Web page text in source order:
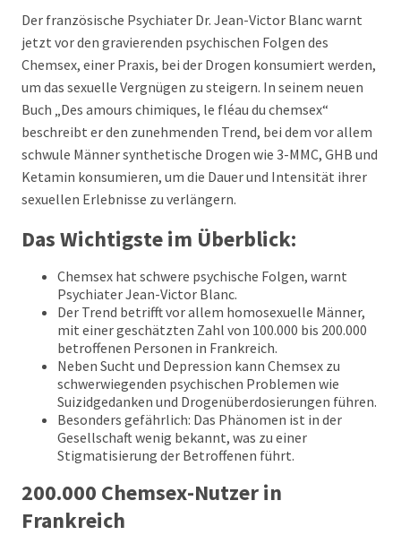
Der französische Psychiater Dr. Jean-Victor Blanc warnt
jetzt vor den gravierenden psychischen Folgen des
Chemsex, einer Praxis, bei der Drogen konsumiert werden,
um das sexuelle Vergnügen zu steigern. In seinem neuen
Buch „Des amours chimiques, le fléau du chemsex“
beschreibt er den zunehmenden Trend, bei dem vor allem
schwule Männer synthetische Drogen wie 3-MMC, GHB und
Ketamin konsumieren, um die Dauer und Intensität ihrer
sexuellen Erlebnisse zu verlängern.
Das Wichtigste im Überblick:
Chemsex hat schwere psychische Folgen, warnt
Psychiater Jean-Victor Blanc.
Der Trend betrifft vor allem homosexuelle Männer,
mit einer geschätzten Zahl von 100.000 bis 200.000
betroffenen Personen in Frankreich.
Neben Sucht und Depression kann Chemsex zu
schwerwiegenden psychischen Problemen wie
Suizidgedanken und Drogenüberdosierungen führen.
Besonders gefährlich: Das Phänomen ist in der
Gesellschaft wenig bekannt, was zu einer
Stigmatisierung der Betroffenen führt.
200.000 Chemsex-Nutzer in
Frankreich